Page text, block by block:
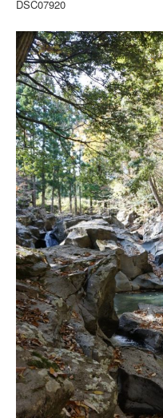
DSC07920